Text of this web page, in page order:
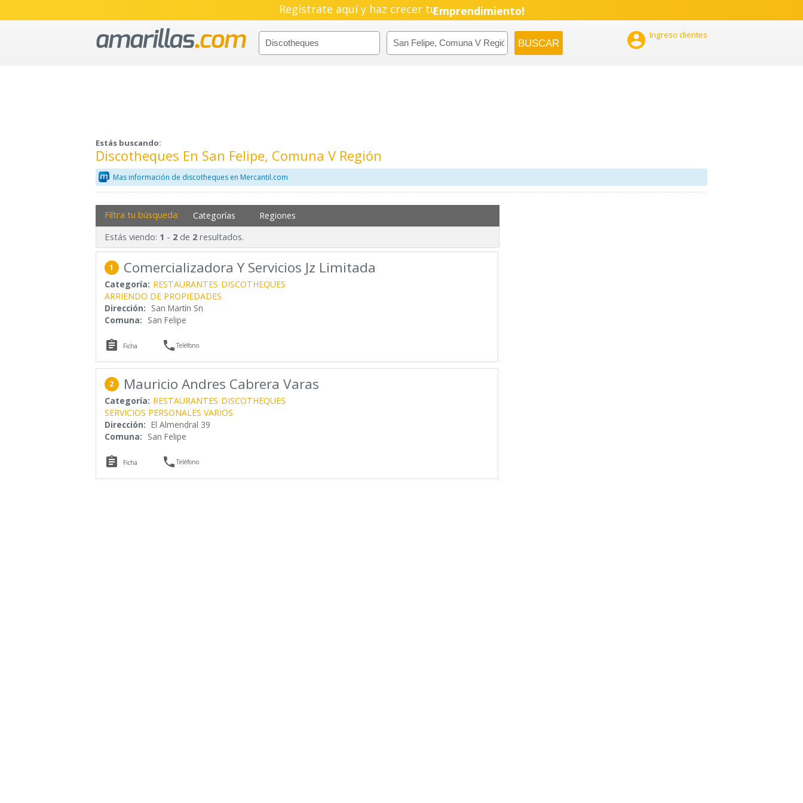
Regístrate aquí y haz crecer tuEmprendimiento!
 Ingreso clientes
Estás buscando:
Discotheques En San Felipe, Comuna V Región
Mas información de discotheques en Mercantil.com
Filtra tu búsqueda: Categorías Regiones
Estás viendo: 1 - 2de 2resultados.
1 Comercializadora Y Servicios Jz Limitada
Categoría: RESTAURANTES DISCOTHEQUES
ARRIENDO DE PROPIEDADES
Dirección: San Martín Sn
Comuna: San Felipe
 Ficha Teléfono
2 Mauricio Andres Cabrera Varas
Categoría: RESTAURANTES DISCOTHEQUES
SERVICIOS PERSONALES VARIOS
Dirección: El Almendral 39
Comuna: San Felipe
 Ficha Teléfono